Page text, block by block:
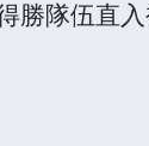
隊伍直